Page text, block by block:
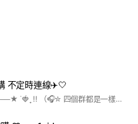
不定時連線✈️🤍
𝙉𝙞𝙘𝙚 𝙩𝙤 𝙢𝙚𝙚𝙩 𝒑𝒊𝒄𝒉𝒖𝒖──★ ˙🍓 ̟ !! （🎧✮ 四個群都是一樣的 擇一加入即可） 安妞～我們是ｐｉｃｈｕｕ 韓國代購🇰🇷🫧 不定期闆娘（我本人）會親飛連線🛬𓂃 非連線期間也會線上為大家代購 ꒰ 韓國品牌都可以代購 ꒱ ▶︎合法營業登記 93188916 希望大家在這裡都能買得開心🧺♡ 加入社群才不會錯過連線以及優惠消息唷.ᐟ （退出社群後無法重新加入） ☁️☁️☁️☁️ 各位同行拜託不要連介紹文都要抄 已經看到好幾個了🥹🤍 #韓國代購 #韓國連線 #Diptyque #CHANEL #LELABO #carlyn #mardi #marithe #findkapoor #oioi #fennec #matinkim #blackpink #ept #lee #covernat #kirsh #emis #standoil #mlb #whatitisnt #小飛人 #yegg #loopy #oliveyoung #ept #adidas #noirnine #blueelephant #gentlemonster #tamburins #nonfiction #youssouful